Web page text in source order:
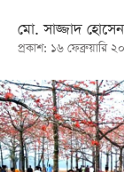
ভিডিও
আর্কাইভ
আজকের
মো. সাজ্জাদ
প্রকাশ: ১৬ ফেব্রুয়ারি